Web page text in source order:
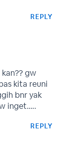
REPLY
gw
kita reuni
bnr yak
inget…..
REPLY